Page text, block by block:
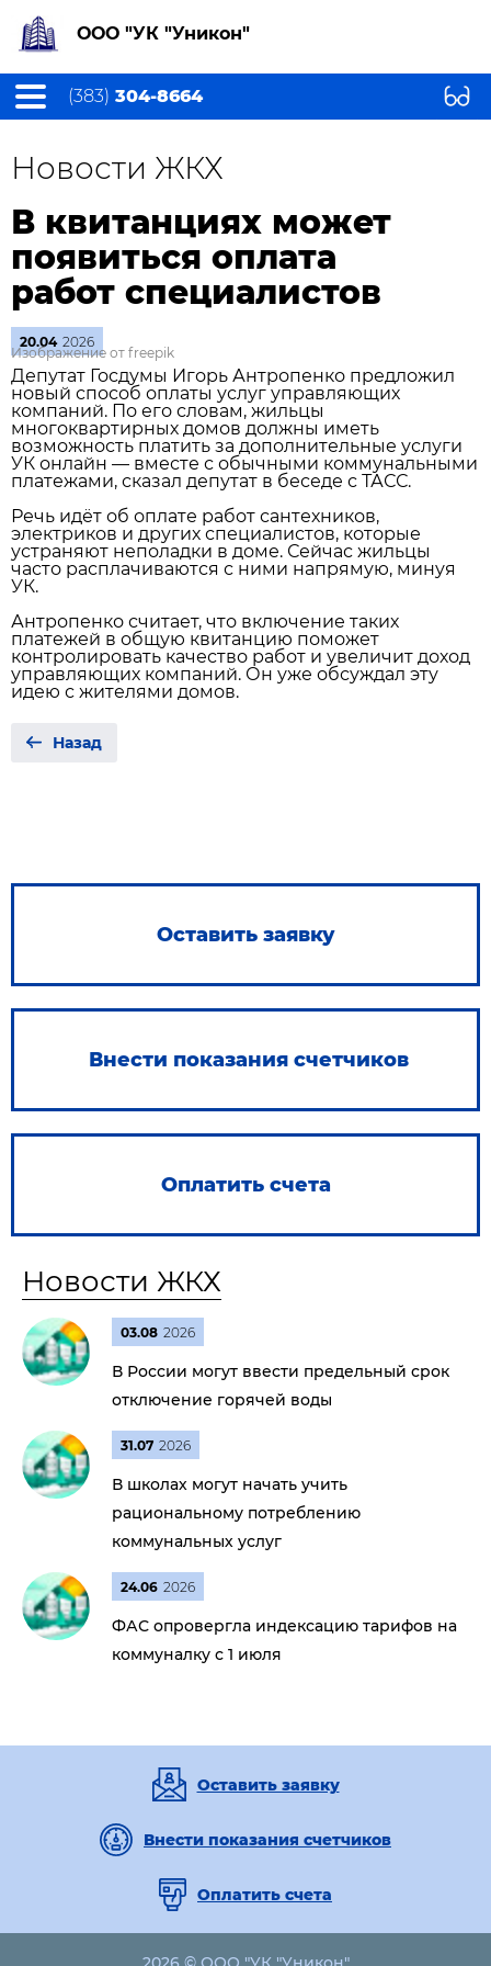
ООО "УК "Уникон"
(383) 304-8664
Новости ЖКХ
В квитанциях может
появиться оплата
работ специалистов
20.04 2026
Изображение от freepik
Депутат Госдумы Игорь Антропенко предложил
новый способ оплаты услуг управляющих
компаний. По его словам, жильцы
многоквартирных домов должны иметь
возможность платить за дополнительные услуги
УК онлайн — вместе с обычными коммунальными
платежами, сказал депутат в беседе с ТАСС.
Речь идёт об оплате работ сантехников,
электриков и других специалистов, которые
устраняют неполадки в доме. Сейчас жильцы
часто расплачиваются с ними напрямую, минуя
УК.
Антропенко считает, что включение таких
платежей в общую квитанцию поможет
контролировать качество работ и увеличит доход
управляющих компаний. Он уже обсуждал эту
идею с жителями домов.
Назад
Оставить заявку
Внести показания счетчиков
Оплатить счета
Новости ЖКХ
03.08 2026
В России могут ввести предельный срок
отключение горячей воды
31.07 2026
В школах могут начать учить
рациональному потреблению
коммунальных услуг
24.06 2026
ФАС опровергла индексацию тарифов на
коммуналку с 1 июля
Оставить заявку
Внести показания счетчиков
Оплатить счета